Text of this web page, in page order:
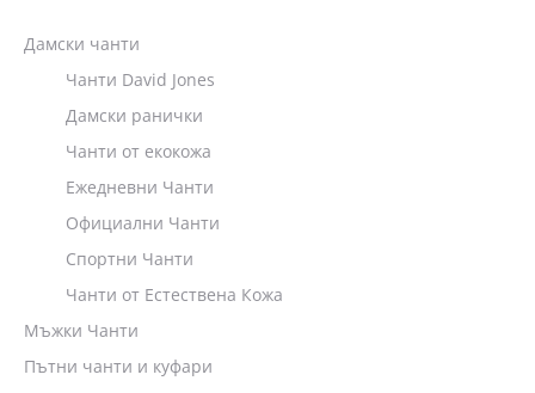
Дамски чанти
Чанти David Jones
Дамски ранички
Чанти от екокожа
Ежедневни Чанти
Официални Чанти
Спортни Чанти
Чанти от Естествена Кожа
Мъжки Чанти
Пътни чанти и куфари